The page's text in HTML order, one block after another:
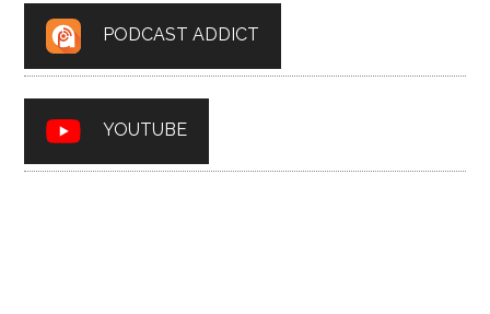
PODCAST ADDICT
YOUTUBE